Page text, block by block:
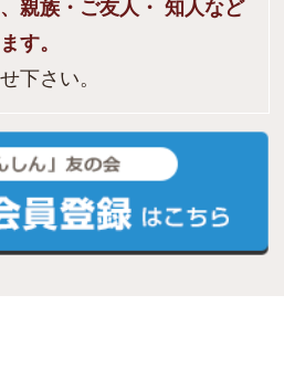
親族・ご友人・ 知人など
す。
下さい。